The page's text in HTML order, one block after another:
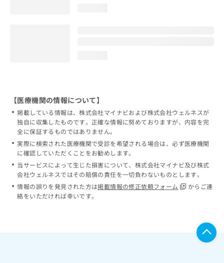
【医療機関の情報について】
掲載している情報は、株式会社マイナビおよび株式会社ウェルネスが
独自に収集したものです。正確な情報に努めておりますが、内容を完
全に保証するものではありません。
実際に検索された医療機関で受診を希望される場合は、必ず医療機関
に確認していただくことをお勧めします。
当サービスによって生じた損害について、株式会社マイナビ及び株式
会社ウェルネスではその賠償の責任を一切負わないものとします。
情報の誤りを発見された方は掲載情報の修正依頼フォーム
からご連
絡をいただければ幸いです。